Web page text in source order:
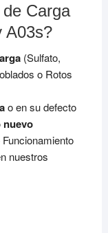
Carga
A03s?
(Sulfato,
o Rotos
o en su defecto
nuestros